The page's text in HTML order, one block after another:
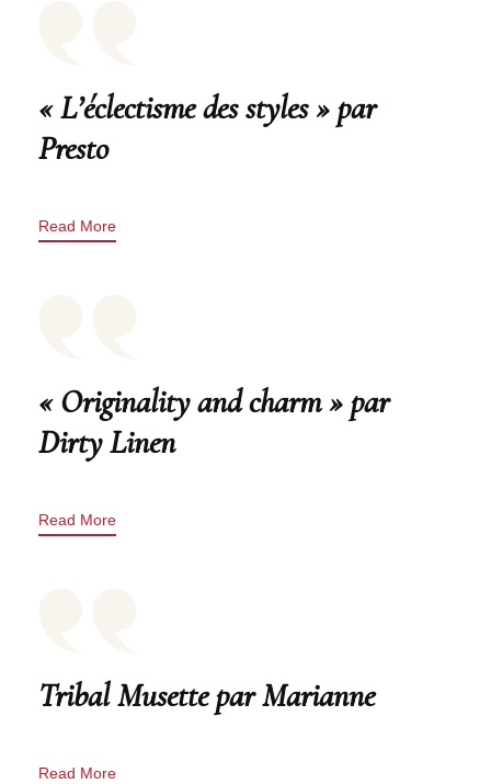
« L’éclectisme des styles » par
Presto
Read More
« Originality and charm » par
Dirty Linen
Read More
Tribal Musette par Marianne
Read More